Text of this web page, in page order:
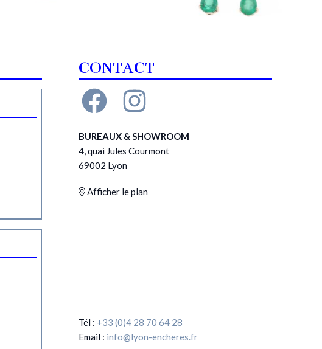
CONTACT
BUREAUX & SHOWROOM
4, quai Jules Courmont
69002 Lyon
Afficher le plan
Tél : +33 (0)4 28 70 64 28
Email : info@lyon-encheres.fr